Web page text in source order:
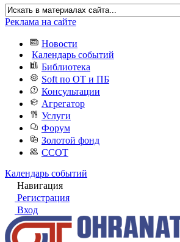
Реклама на сайте
Новости
Календарь событий
Библиотека
Soft по ОТ и ПБ
Консультации
Агрегатор
Услуги
Форум
Золотой фонд
ССОТ
Календарь событий
Навигация
Регистрация
Вход